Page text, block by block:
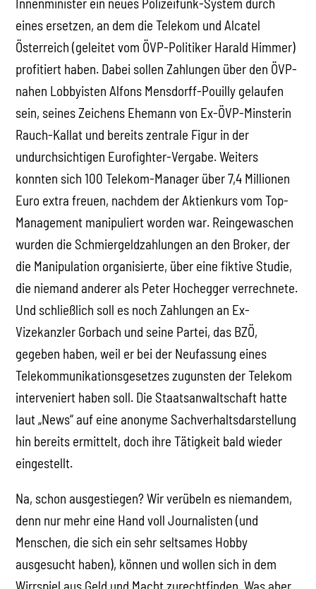
eines ersetzen, an dem die Telekom und Alcatel
Österreich (geleitet vom ÖVP-Politiker Harald Himmer)
profitiert haben. Dabei sollen Zahlungen über den ÖVP-
nahen Lobbyisten Alfons Mensdorff-Pouilly gelaufen
sein, seines Zeichens Ehemann von Ex-ÖVP-Minsterin
Rauch-Kallat und bereits zentrale Figur in der
undurchsichtigen Eurofighter-Vergabe. Weiters
konnten sich 100 Telekom-Manager über 7,4 Millionen
Euro extra freuen, nachdem der Aktienkurs vom Top-
Management manipuliert worden war. Reingewaschen
wurden die Schmiergeldzahlungen an den Broker, der
die Manipulation organisierte, über eine fiktive Studie,
die niemand anderer als Peter Hochegger verrechnete.
Und schließlich soll es noch Zahlungen an Ex-
Vizekanzler Gorbach und seine Partei, das BZÖ,
gegeben haben, weil er bei der Neufassung eines
Telekommunikationsgesetzes zugunsten der Telekom
interveniert haben soll. Die Staatsanwaltschaft hatte
laut „News“ auf eine anonyme Sachverhaltsdarstellung
hin bereits ermittelt, doch ihre Tätigkeit bald wieder
eingestellt.
Na, schon ausgestiegen? Wir verübeln es niemandem,
denn nur mehr eine Hand voll Journalisten (und
Menschen, die sich ein sehr seltsames Hobby
ausgesucht haben), können und wollen sich in dem
Wirrspiel aus Geld und Macht zurechtfinden. Was aber